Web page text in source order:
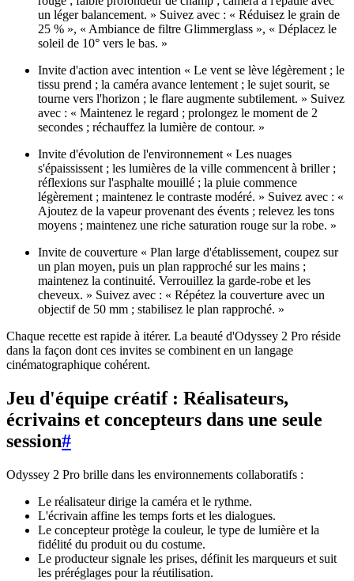
un léger balancement. » Suivez avec : « Réduisez le grain de
25 % », « Ambiance de filtre Glimmerglass », « Déplacez le
soleil de 10° vers le bas. »
Invite d'action avec intention « Le vent se lève légèrement ; le
tissu prend ; la caméra avance lentement ; le sujet sourit, se
tourne vers l'horizon ; le flare augmente subtilement. » Suivez
avec : « Maintenez le regard ; prolongez le moment de 2
secondes ; réchauffez la lumière de contour. »
Invite d'évolution de l'environnement « Les nuages
s'épaississent ; les lumières de la ville commencent à briller ;
réflexions sur l'asphalte mouillé ; la pluie commence
légèrement ; maintenez le contraste modéré. » Suivez avec : «
Ajoutez de la vapeur provenant des évents ; relevez les tons
moyens ; maintenez une riche saturation rouge sur la robe. »
Invite de couverture « Plan large d'établissement, coupez sur
un plan moyen, puis un plan rapproché sur les mains ;
maintenez la continuité. Verrouillez la garde-robe et les
cheveux. » Suivez avec : « Répétez la couverture avec un
objectif de 50 mm ; stabilisez le plan rapproché. »
Chaque recette est rapide à itérer. La beauté d'Odyssey 2 Pro réside
dans la façon dont ces invites se combinent en un langage
cinématographique cohérent.
Jeu d'équipe créatif : Réalisateurs,
écrivains et concepteurs dans une seule
session#
Odyssey 2 Pro brille dans les environnements collaboratifs :
Le réalisateur dirige la caméra et le rythme.
L'écrivain affine les temps forts et les dialogues.
Le concepteur protège la couleur, le type de lumière et la
fidélité du produit ou du costume.
Le producteur signale les prises, définit les marqueurs et suit
les préréglages pour la réutilisation.